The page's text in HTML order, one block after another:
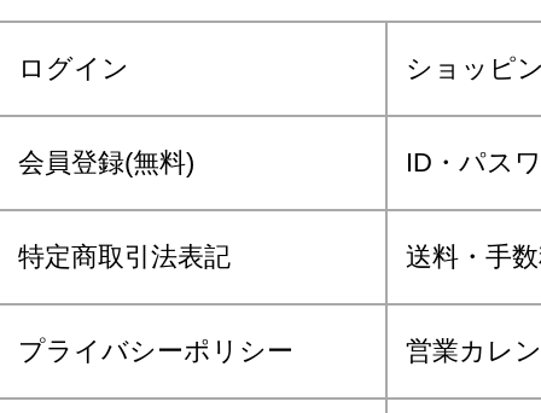
ログイン ショッピ
会員登録(無料) ID・パス
特定商取引法表記 送料・手
プライバシーポリシー 営業カレ